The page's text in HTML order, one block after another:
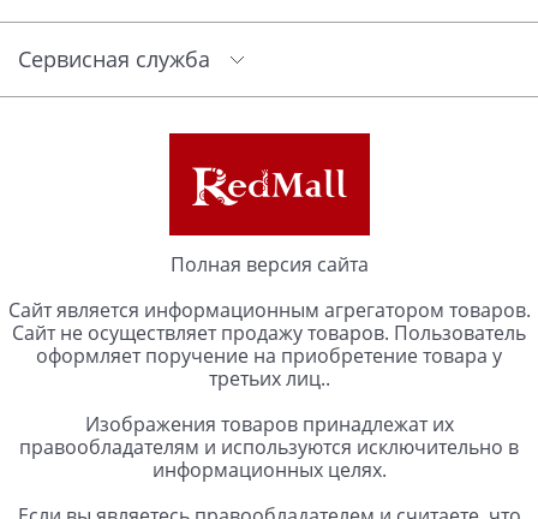
Сервисная служба
Полная версия сайта
Сайт является информационным агрегатором товаров.
Сайт не осуществляет продажу товаров. Пользователь
оформляет поручение на приобретение товара у
третьих лиц..
Изображения товаров принадлежат их
правообладателям и используются исключительно в
информационных целях.